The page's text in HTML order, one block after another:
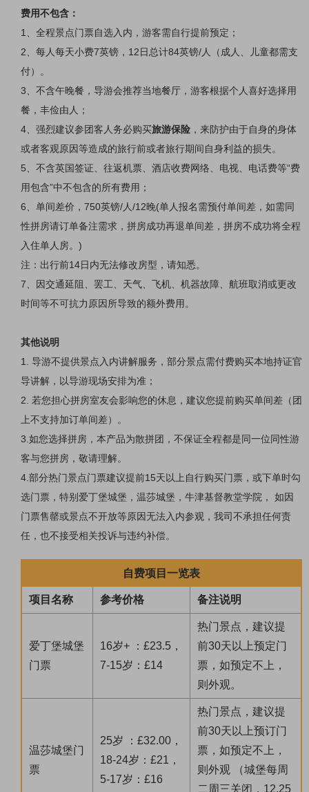
费用不包含：
1、 全程景点门票自选入内，游客需自行提前预定；
2、 每人每天小费7英镑，12日总计84英镑/人（成人、儿童都需支
付）。
3、 不含午晚餐，导游会推荐当地餐厅，游客根据个人喜好选择用
餐，丰俭由人；
4、 强烈建议参团客人务必购买旅游保险 ，来防护由于自身的身体
或者客观原因等造成的旅行前或者旅行期间自身利益的损失。
5、 不含英国签证、往返机票、酒店收费网络、电视、电话费等“费
用包含”中不包含的所有费用；
6、 单间差价，750英镑/人/12晚(单人报名需预付单间差，如需同
性拼房请订单备注需求，拼房成功再退单间差，拼房不成功将全程
入住单人房。 )
注：出行前14日内无法修改房型，请知悉。
7、因交通延阻、罢工、天气、飞机、机器故障、航班取消或更改
时间等不可抗力原因所导致的额外费用。
其他说明
1. 导游不提供景点入内讲解服务，部分景点需付费购买本地持证官
导讲解，以导游现场安排为准；
2. 若您担心拼房室友会影响您的休息，建议您提前购买单间差（团
上不支持加订单间差）。
3.如您选择拼房，本产品为散拼团，不保证全程都是同一位同性游
客与您拼房，敬请理解。
4.部分热门景点门票建议提前15天以上自行购买门票，或下单时勾
选门票，特别爱丁堡城堡，温莎城堡，牛津基督教堂学院， 如因
门票售罄或景点不开放等原因无法入内参观，我司不承担任何责
任，也不接受相关投诉与违约补偿。
自费项目一览表
项目名称 参考价格 备注说明
爱丁堡城堡
门票
16岁+ ：£23.5，
7-15岁：£14
热门景点，建议提
前30天以上预定门
票，如预定不上，
则外观。
温莎城堡门
票
25岁 ：£32.00，
18-24岁：£21，
5-17岁：£16
热门景点，建议提
前30天以上预订门
票，如预定不上，
则外观 （城堡每周
二周三关闭，12.25